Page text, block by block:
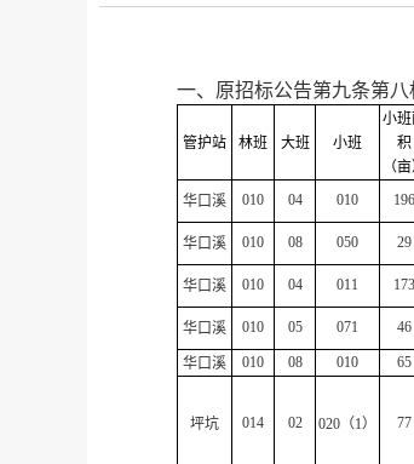
一、 原招标公告第九条第八
管护站 林班 大班 小班
小班
积
（亩
华口溪 010 04 010 196
华口溪 010 08 050 29
华口溪 010 04 011 173
华口溪 010 05 071 46
华口溪 010 08 010 65
坪坑 014 02 020 （1） 77